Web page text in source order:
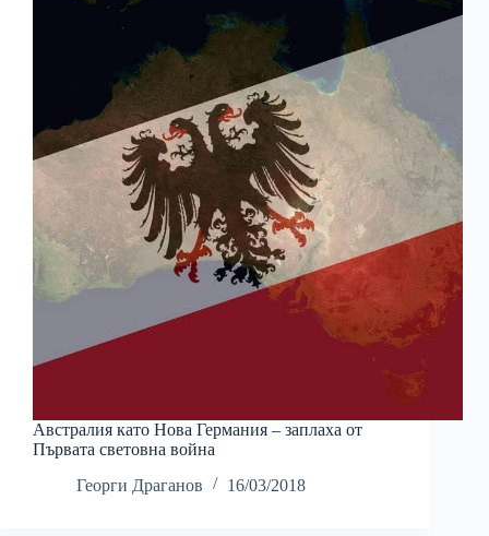
Австралия като Нова Германия – заплаха от
Първата световна война
Георги Драганов
16/03/2018